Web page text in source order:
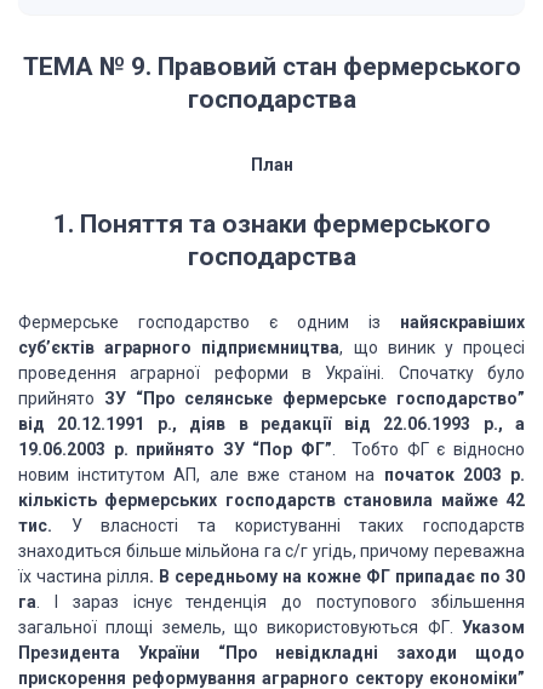
ТЕМА № 9. Правовий стан фермерського
господарства
План
1. Поняття та ознаки фермерського
господарства
Фермерське господарство є одним із найяскравіших
суб’єктів аграрного підприємництва, що виник у процесі
проведення аграрної реформи в Україні. Спочатку було
прийнято ЗУ “Про селянське фермерське господарство”
від 20.12.1991 р., діяв в редакції від 22.06.1993 р., а
19.06.2003 р. прийнято ЗУ “Пор ФГ” . Тобто ФГ є відносно
новим інститутом АП, але вже станом на початок 2003 р.
кількість фермерських господарств становила майже 42
тис. У власності та користуванні таких господарств
знаходиться більше мільйона га с/г угідь, причому переважна
їх частина рілля. В середньому на кожне ФГ припадає по 30
га . І зараз існує тенденція до поступового збільшення
загальної площі земель, що використовуються ФГ. Указом
Президента України “Про невідкладні заходи щодо
прискорення реформування аграрного сектору економіки”